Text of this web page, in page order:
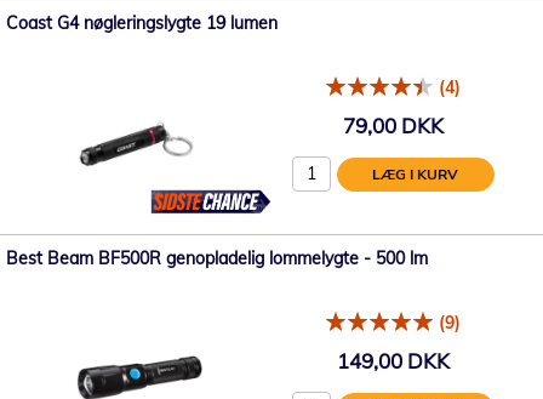
Coast G4 nøgleringslygte 19 lumen
(4)
79,00 DKK
LÆG I KURV
Best Beam BF500R genopladelig lommelygte - 500 lm
(9)
149,00 DKK